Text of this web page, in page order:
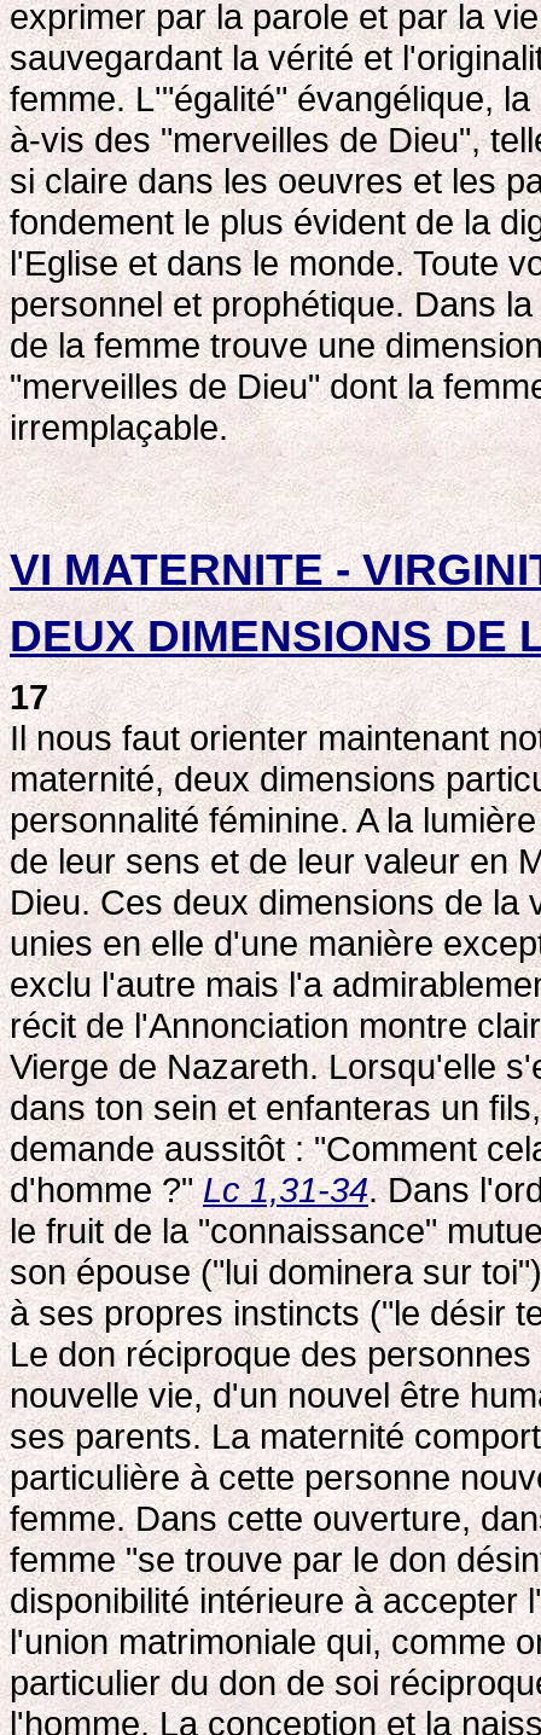
exprimer par la parole et par la
sauvegardant la vérité et
femme. L'"égalité" évangélique,
à-vis des "merveilles de Dieu",
si claire dans les oeuvres et les
fondement le plus évident de la
l'Eglise et dans le monde. Toute
personnel et prophétique. Dans
de la femme trouve une
"merveilles de Dieu" dont la
irremplaçable.
VI MATERNITE -
DEUX DIMENSIONS DE
17
Il nous faut orienter maintenant
maternité, deux dimensions
personnalité féminine. A la
de leur sens et de leur valeur en
Dieu. Ces deux dimensions de la
unies en elle d'une manière
exclu l'autre mais l'a
récit de l'Annonciation montre
Vierge de Nazareth. Lorsqu'elle
dans ton sein et enfanteras un
demande aussitôt : "Comment
d'homme ?"Lc 1,31-34. Dans
le fruit de la "connaissance"
son épouse ("lui dominera sur
à ses propres instincts ("le désir
Le don réciproque des
nouvelle vie, d'un nouvel être
ses parents. La maternité
particulière à cette personne
femme. Dans cette ouverture,
femme "se trouve par le don
disponibilité intérieure à accepter
l'union matrimoniale qui, comme
particulier du don de soi
l'homme. La conception et la